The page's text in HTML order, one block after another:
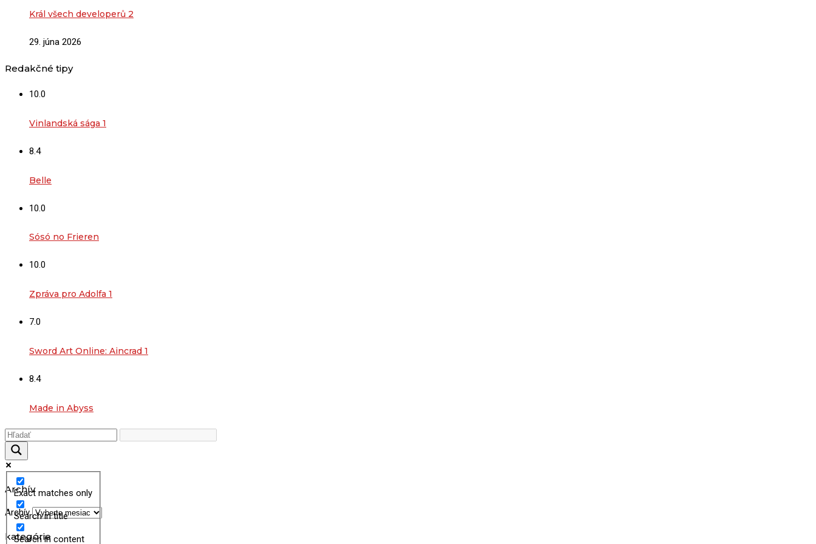
Král všech developerů 2
29. júna 2026
Redakčné tipy
10.0
Vinlandská sága 1
8.4
Belle
10.0
Sósó no Frieren
10.0
Zpráva pro Adolfa 1
7.0
Sword Art Online: Aincrad 1
8.4
Made in Abyss
Exact matches only
Search in title
Search in content
Archív
Archív
kategórie